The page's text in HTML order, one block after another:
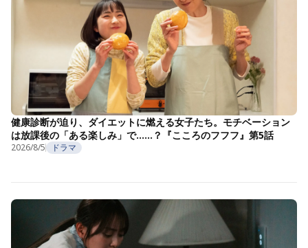
健康診断が迫り、ダイエットに燃える女子たち。モチベーション
は放課後の「ある楽しみ」で……？『こころのフフフ』第5話
2026/8/5 ドラマ